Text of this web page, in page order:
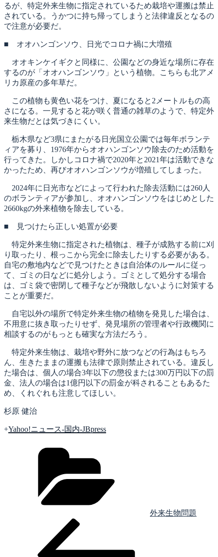
るが、特定外来生物に指定されているため栽培や運搬は禁止
されている。うかつに持ち帰ってしまうと法律違反となるの
で注意が必要だ。
■ オオハンゴンソウ、日光でコロナ禍に大増殖
オオキンケイギクと同様に、公園などの身近な場所に存在
するのが「オオハンゴンソウ」という植物。こちらも北アメ
リカ原産の多年草だ。
この植物も黄色い花をつけ、夏になると2メートルもの高
さになる。一見すると花が咲く普通の雑草のようで、特定外
来生物だとは気づきにくい。
栃木県など3県にまたがる日光国立公園では毎年ボランテ
ィアを募り、1976年からオオハンゴンソウ除去のため活動を
行ってきた。しかしコロナ禍で2020年と2021年は活動できな
かったため、再びオオハンゴンソウが増殖してしまった。
2024年に日光市などによって行われた除去活動には260人
のボランティアが参加し、オオハンゴンソウをはじめとした
2660kgの外来植物を除去している。
■ 見つけたら正しい処置が必要
特定外来生物に指定された植物は、種子が成熟する前に刈
り取ったり、根っこから完全に除去したりする必要がある。
自宅の敷地内などで見つけたときは自治体のルールに従っ
て、ゴミの日などに処分しよう。ゴミとして処分する場合
は、ゴミ袋で密閉して種子などが飛散しないように対策する
ことが重要だ。
自宅以外の場所で特定外来生物の植物を発見した場合は、
不用意に抜き取ったりせず、発見場所の管理者や行政機関に
相談するのがもっとも確実な方法だろう。
特定外来生物は、栽培や野外に放つなどの行為はもちろ
ん、生きたままの運搬も法律で原則禁止されている。違反し
た場合は、個人の場合3年以下の懲役または300万円以下の罰
金、法人の場合は1億円以下の罰金が科されることもあるた
め、くれぐれも注意してほしい。
杉原 健治
+Yahoo!ニュース-国内-JBpress
外来生物問題